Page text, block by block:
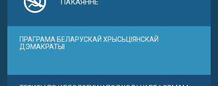
ПАКАЯННЕ
ПРАГРАМА БЕЛАРУСКАЙ ХРЫСЬЦІЯНСКАЙ
ДЭМАКРАТЫІ